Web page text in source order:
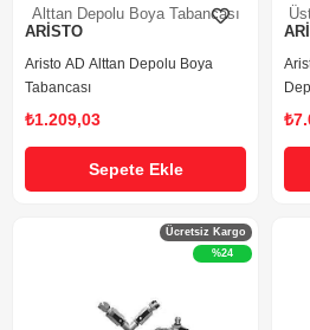
Alttan Depolu Boya Tabancası
ARİSTO
Aristo AD Alttan Depolu Boya
Tabancası
₺1.209,03
Sepete Ekle
Ücretsiz Kargo
%24